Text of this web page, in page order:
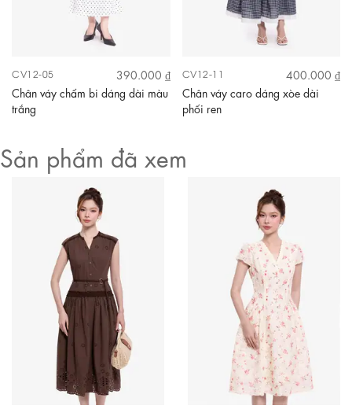
CV12-05
390.000 ₫
Chân váy chấm bi dáng dài màu
trắng
CV12-11
400.000 ₫
Chân váy caro dáng xòe dài
phối ren
Sản phẩm đã xem